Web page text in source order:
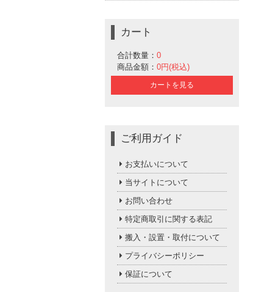
カート
合計数量： 0
商品金額： 0円(税込)
カートを見る
ご利用ガイド
お支払いについて
当サイトについて
お問い合わせ
特定商取引に関する表記
搬入・設置・取付について
プライバシーポリシー
保証について